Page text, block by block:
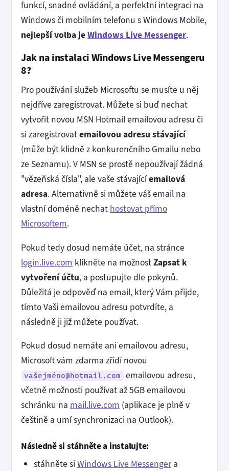
funkcí, snadné ovládání, a perfektní integraci na
Windows či mobilním telefonu s Windows Mobile,
nejlepší volba jeWindows Live Messenger.
Jak na instalaci Windows Live Messengeru
8?
Pro používání služeb Microsoftu se musíte u něj
nejdříve zaregistrovat. Můžete si buď nechat
vytvořit novou MSN Hotmail emailovou adresu či
si zaregistrovatemailovou adresu stávající
(může být klidně z konkurenčního Gmailu nebo
ze Seznamu). V MSN se prostě nepoužívají žádná
"vězeňská čísla", ale vaše stávajícíemailová
adresa. Alternativně si můžete váš email na
vlastní doméně nechat hostovat přímo
Microsoftem.
Pokud tedy dosud nemáte účet, na stránce
login.live.com klikněte na možnostZapsat k
vytvoření účtu, a postupujte dle pokynů.
Důležitá je odpověď na email, který Vám přijde,
tímto Vaši emailovou adresu potvrdíte, a
následně ji již můžete používat.
Pokud dosud nemáte ani emailovou adresu,
Microsoft vám zdarma zřídí novou
vašejméno@hotmail.com
emailovou adresu,
včetně možnosti používat až 5GB emailovou
schránku na mail.live.com (aplikace je plně v
češtině a umí synchronizaci na Outlook).
Následně si stáhněte a instalujte:
stáhněte si Windows Live Messengera